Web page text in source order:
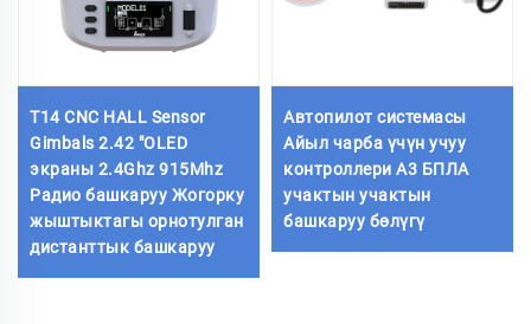
T14 CNC HALL Sensor
Gimbals 2.42 "OLED
экраны 2.4Ghz 915Mhz
Радио башкаруу Жогорку
жыштыктагы орнотулган
дистанттык башкаруу
Автопилот системасы
Айыл чарба үчүн учуу
контроллери А3 БПЛА
учактын учактын
башкаруу бөлүгү